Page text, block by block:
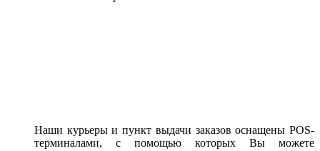
Наши курьеры и пункт выдачи заказов оснащены POS-
терминалами, с помощью которых Вы можете